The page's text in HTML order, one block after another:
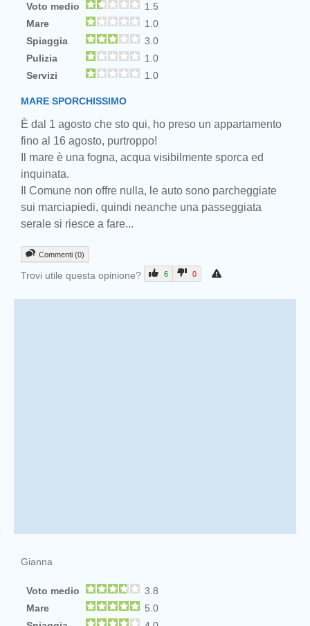
Voto medio
1.5
Mare
1.0
Spiaggia
3.0
Pulizia
1.0
Servizi
1.0
MARE SPORCHISSIMO
È dal 1 agosto che sto qui, ho preso un appartamento
fino al 16 agosto, purtroppo!
Il mare è una fogna, acqua visibilmente sporca ed
inquinata.
Il Comune non offre nulla, le auto sono parcheggiate
sui marciapiedi, quindi neanche una passeggiata
serale si riesce a fare...
Commenti (0)
Trovi utile questa opinione? 6 0
Gianna
Voto medio
3.8
Mare
5.0